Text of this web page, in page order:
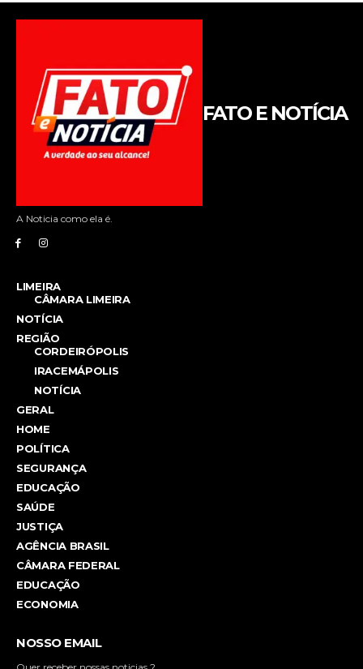
FATO E NOTÍCIA
A Noticia como ela é.
LIMEIRA
CÂMARA LIMEIRA
NOTÍCIA
REGIÃO
CORDEIRÓPOLIS
IRACEMÁPOLIS
NOTÍCIA
GERAL
HOME
POLÍTICA
SEGURANÇA
EDUCAÇÃO
SAÚDE
JUSTIÇA
AGÊNCIA BRASIL
CÂMARA FEDERAL
EDUCAÇÃO
ECONOMIA
NOSSO EMAIL